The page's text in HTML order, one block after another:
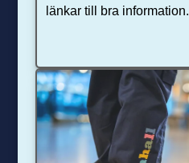
länkar till bra information.